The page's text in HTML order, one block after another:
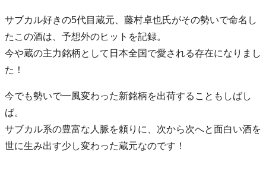
サブカル好きの5代目蔵元、藤村卓也氏がその勢いで命名し
たこの酒は、予想外のヒットを記録。
今や蔵の主力銘柄として日本全国で愛される存在になりまし
た！
今でも勢いで一風変わった新銘柄を出荷することもしばし
ば。
サブカル系の豊富な人脈を頼りに、次から次へと面白い酒を
世に生み出す少し変わった蔵元なのです！